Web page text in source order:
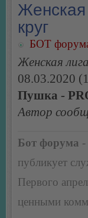
Женская
круг
БОТ
Женская
08.03.2020
Пушка -
Автор
Бот форума -
публикует
Первого
ценными